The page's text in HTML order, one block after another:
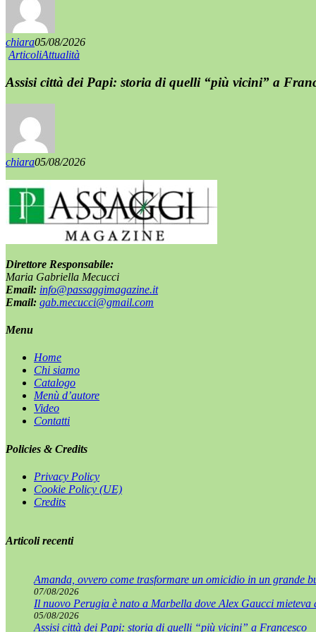
chiara05/08/2026
ArticoliAttualità
Assisi città dei Papi: storia di quelli “più vicini” a
chiara05/08/2026
Direttore Responsabile:
Maria Gabriella Mecucci
Email: info@passaggimagazine.it
Email: gab.mecucci@gmail.com
Menu
Home
Chi siamo
Catalogo
Menù d’autore
Video
Contatti
Policies & Credits
Privacy Policy
Cookie Policy (UE)
Credits
Articoli recenti
Amanda, ovvero come trasformare un omicidio in un grande
07/08/2026
Il nuovo Perugia è nato a Marbella dove Alex Gaucci mieteva
05/08/2026
Assisi città dei Papi: storia di quelli “più vicini” a Francesco